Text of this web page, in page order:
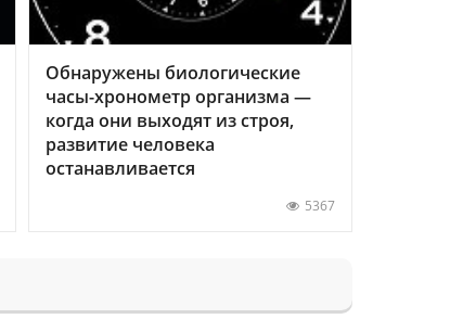
Обнаружены биологические
часы-хронометр организма —
когда они выходят из строя,
развитие человека
останавливается
5367